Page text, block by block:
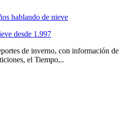
desde 1.997
de inverno, con información de
el Tiempo,..